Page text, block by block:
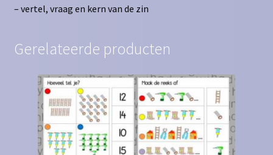
– vertel, vraag en kern van de zin
Gerelateerde producten